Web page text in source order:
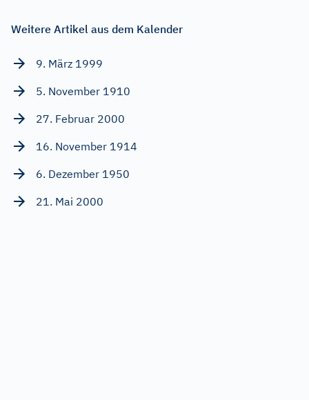
Weitere Artikel aus dem Kalender
9. März 1999
5. November 1910
27. Februar 2000
16. November 1914
6. Dezember 1950
21. Mai 2000